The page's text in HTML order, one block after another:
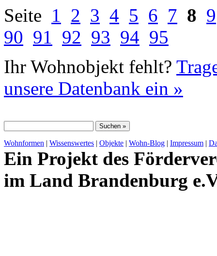
Seite 1 2 3 4 5 6 7 8 9
90 91 92 93 94 95
Ihr Wohnobjekt fehlt?
unsere Datenbank ein »
Wohnformen | Wissenswertes | Objekte | Wohn-Blog | Impressum |
Ein Projekt des
im Land Brandenburg